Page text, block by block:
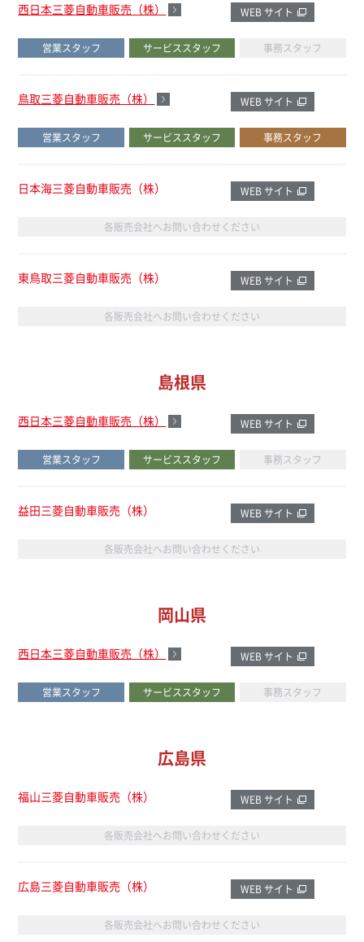
西日本三菱自動車販売（株）
営業スタッフ サービススタッフ 事務スタッフ
WEB サイト
鳥取三菱自動車販売（株）
営業スタッフ サービススタッフ 事務スタッフ
WEB サイト
日本海三菱自動車販売（株）
各販売会社へお問い合わせください
WEB サイト
東鳥取三菱自動車販売（株）
各販売会社へお問い合わせください
WEB サイト
島根県
西日本三菱自動車販売（株）
営業スタッフ サービススタッフ 事務スタッフ
WEB サイト
益田三菱自動車販売（株）
各販売会社へお問い合わせください
WEB サイト
岡山県
西日本三菱自動車販売（株）
営業スタッフ サービススタッフ 事務スタッフ
WEB サイト
広島県
福山三菱自動車販売（株）
各販売会社へお問い合わせください
WEB サイト
広島三菱自動車販売（株）
各販売会社へお問い合わせください
WEB サイト